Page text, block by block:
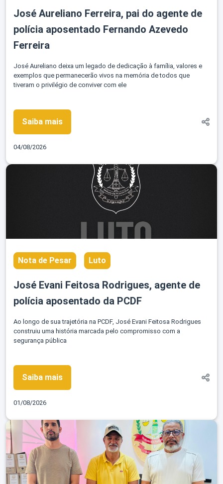
José Aureliano Ferreira, pai do agente de
polícia aposentado Fernando Azevedo
Ferreira
José Aureliano deixa um legado de dedicação à família, valores e
exemplos que permanecerão vivos na memória de todos que
tiveram o privilégio de conviver com ele
Saiba mais
04/08/2026
Nota de Pesar Luto
José Evani Feitosa Rodrigues, agente de
polícia aposentado da PCDF
Ao longo de sua trajetória na PCDF, José Evani Feitosa Rodrigues
construiu uma história marcada pelo compromisso com a
segurança pública
Saiba mais
01/08/2026